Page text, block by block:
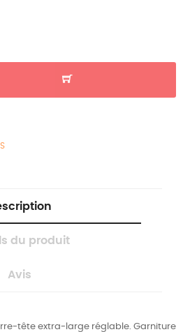
du produit
Avis
tête extra-large réglable. Garniture